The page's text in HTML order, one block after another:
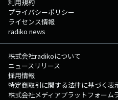
利用規約
プライバシーポリシー
ライセンス情報
radiko news
株式会社radikoについて
ニュースリリース
採用情報
特定商取引に関する法律に基づく表
株式会社メディアプラットフォーム